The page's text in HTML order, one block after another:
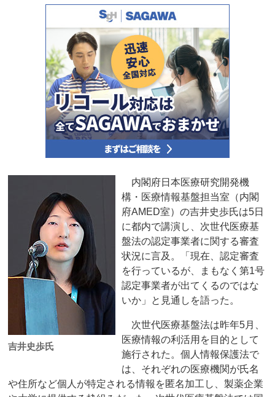
吉井史歩氏
内閣府日本医療研究開発機
構・医療情報基盤担当室（内閣
府AMED室）の吉井史歩氏は5日
に都内で講演し、次世代医療基
盤法の認定事業者に関する審査
状況に言及。「現在、認定審査
を行っているが、まもなく第1号
認定事業者が出てくるのではな
いか」と見通しを語った。
次世代医療基盤法は昨年5月、
医療情報の利活用を目的として
施行された。個人情報保護法で
は、それぞれの医療機関が氏名
や住所など個人が特定される情報を匿名加工し、製薬企業